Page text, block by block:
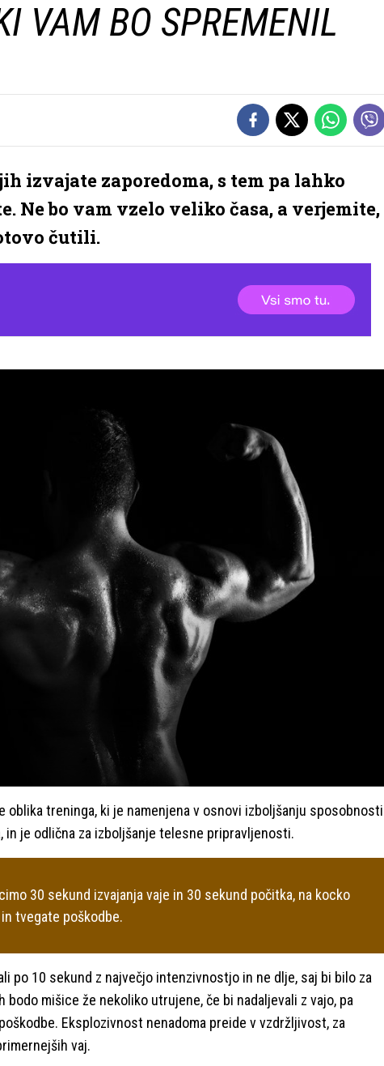
VAM BO SPREMENIL
izvajate zaporedoma, s tem pa lahko
Ne bo vam vzelo veliko časa, a verjemite,
čutili.
oblika treninga, ki je namenjena v osnovi izboljšanju sposobnosti
in je odlična za izboljšanje telesne pripravljenosti.
30 sekund izvajanja vaje in 30 sekund počitka, na kocko
tvegate poškodbe.
po 10 sekund z največjo intenzivnostjo in ne dlje, saj bi bilo za
mišice že nekoliko utrujene, če bi nadaljevali z vajo, pa
Eksplozivnost nenadoma preide v vzdržljivost, za
vaj.